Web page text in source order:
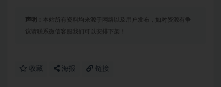
声明： 本站所有资料均来源于网络以及用户发布，如对资源有争
议请联系微信客服我们可以安排下架！
收藏 海报 链接